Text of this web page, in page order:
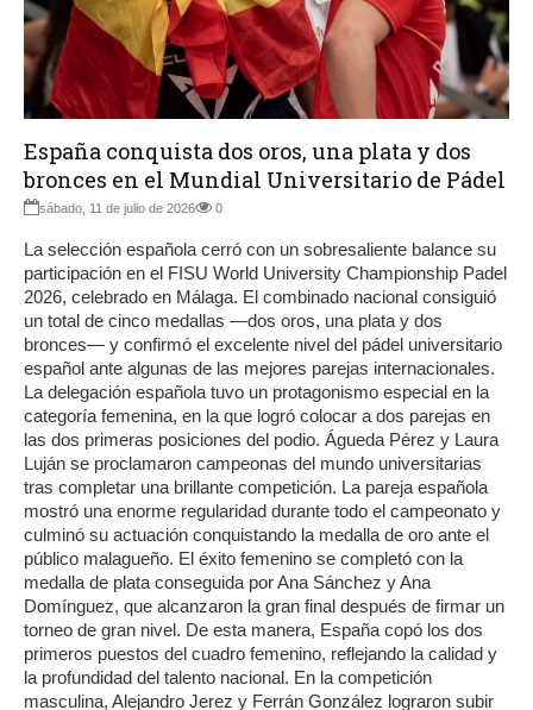
España conquista dos oros, una plata y dos
bronces en el Mundial Universitario de Pádel
sábado, 11 de julio de 2026 0
La selección española cerró con un sobresaliente balance su
participación en el FISU World University Championship Padel
2026, celebrado en Málaga. El combinado nacional consiguió
un total de cinco medallas —dos oros, una plata y dos
bronces— y confirmó el excelente nivel del pádel universitario
español ante algunas de las mejores parejas internacionales.
La delegación española tuvo un protagonismo especial en la
categoría femenina, en la que logró colocar a dos parejas en
las dos primeras posiciones del podio. Águeda Pérez y Laura
Luján se proclamaron campeonas del mundo universitarias
tras completar una brillante competición. La pareja española
mostró una enorme regularidad durante todo el campeonato y
culminó su actuación conquistando la medalla de oro ante el
público malagueño. El éxito femenino se completó con la
medalla de plata conseguida por Ana Sánchez y Ana
Domínguez, que alcanzaron la gran final después de firmar un
torneo de gran nivel. De esta manera, España copó los dos
primeros puestos del cuadro femenino, reflejando la calidad y
la profundidad del talento nacional. En la competición
masculina, Alejandro Jerez y Ferrán González lograron subir